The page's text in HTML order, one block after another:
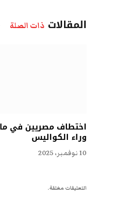
المقالات ذات الصلة
اختطاف مصريين في
وراء الكواليس
10 نوفمبر، 2025
التعليقات مغلقة.